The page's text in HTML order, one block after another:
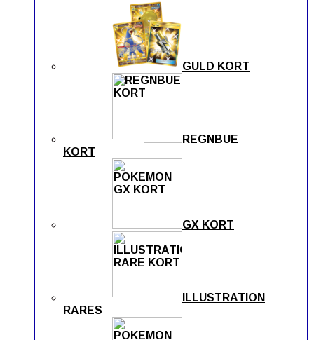
GULD KORT
REGNBUE
KORT
GX KORT
ILLUSTRATION
RARES